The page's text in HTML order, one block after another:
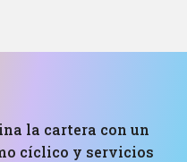
la cartera con un
cíclico y servicios